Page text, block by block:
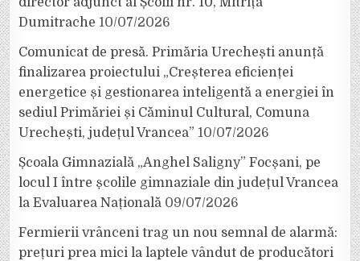
Dumitrache 10/07/2026
Comunicat de presă. Primăria Urechești anunță
finalizarea proiectului „Creșterea eficienței
energetice și gestionarea inteligentă a energiei în
sediul Primăriei și Căminul Cultural, Comuna
Urechești, județul Vrancea” 10/07/2026
Școala Gimnazială „Anghel Saligny” Focșani, pe
locul I între școlile gimnaziale din județul Vrancea
la Evaluarea Națională 09/07/2026
Fermierii vrânceni trag un nou semnal de alarmă:
prețuri prea mici la laptele vândut de producători